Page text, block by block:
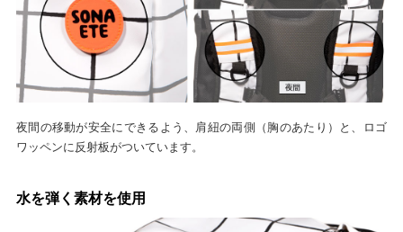
夜間の移動が安全にできるよう、肩紐の両側（胸のあたり）と、ロゴ
ワッペンに反射板がついています。
水を弾く素材を使用